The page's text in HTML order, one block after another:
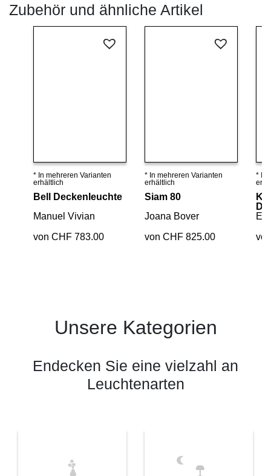
Zubehör und ähnliche Artikel
Details ansehen
* In mehreren Varianten
erhältlich
Bell Deckenleuchte
Manuel Vivian
von CHF 783.00
Details ansehen
* In mehreren Varianten
erhältlich
Siam 80
Joana Bover
von CHF 825.00
* In
Unsere Kategorien
Endecken Sie eine vielzahl an
Leuchtenarten